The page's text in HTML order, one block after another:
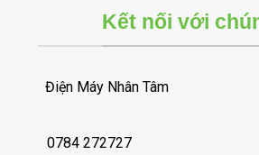
Kết nối với
Điện Máy Nhân Tâm
0784 272727